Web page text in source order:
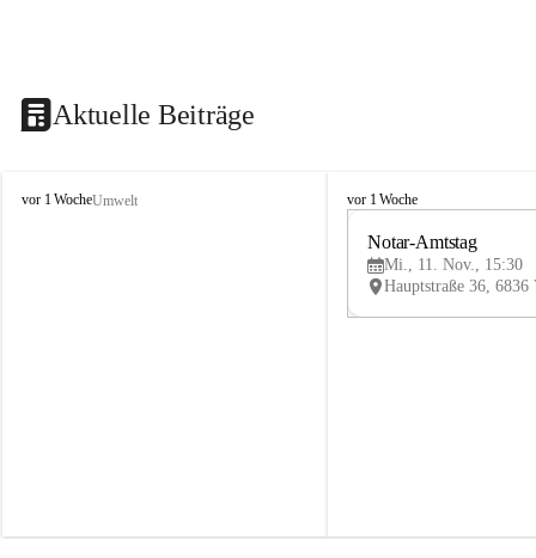
Aktuelle Beiträge
V
vor 1 WocheUmwelt
V
vor 1 Woche
Notar-Amtstag
Mi., 11. Nov., 15:30